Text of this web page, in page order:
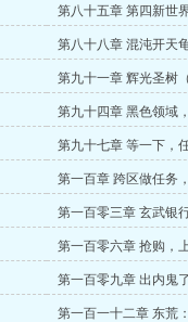
第八十五章 第四新世
第八十八章 混沌开天
第九十一章 辉光圣树（
第九十四章 黑色领域
第九十七章 等一下，
第一百章 跨区做任务
第一百零三章 玄武银
第一百零六章 抢购，
第一百零九章 出内鬼
第一百一十二章 东荒